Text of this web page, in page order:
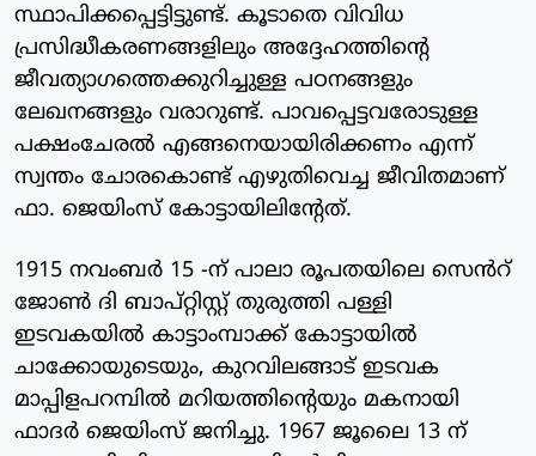
സ്ഥാപിക്കപ്പെട്ടിട്ടുണ്ട്. കൂടാതെ വിവിധ
പ്രസിദ്ധീകരണങ്ങളിലും അദ്ദേഹത്തിന്റെ
ജീവത്യാഗത്തെക്കുറിച്ചുള്ള പഠനങ്ങളും
ലേഖനങ്ങളും വരാറുണ്ട്. പാവപ്പെട്ടവരോടുള്ള
പക്ഷംചേരൽ എങ്ങനെയായിരിക്കണം എന്ന്
സ്വന്തം ചോരകൊണ്ട് എഴുതിവെച്ച ജീവിതമാണ്
ഫാ. ജെയിംസ് കോട്ടായിലിന്റേത്.
1915 നവംബർ 15 -ന് പാലാ രൂപതയിലെ സെൻറ്
ജോൺ ദി ബാപ്റ്റിസ്റ്റ് തുരുത്തി പള്ളി
ഇടവകയിൽ കാട്ടാംമ്പാക്ക് കോട്ടായിൽ
ചാക്കോയുടെയും, കുറവിലങ്ങാട് ഇടവക
മാപ്പിളപറമ്പിൽ മറിയത്തിൻ്റെയും മകനായി
ഫാദർ ജെയിംസ് ജനിച്ചു. 1967 ജൂലൈ 13 ന്